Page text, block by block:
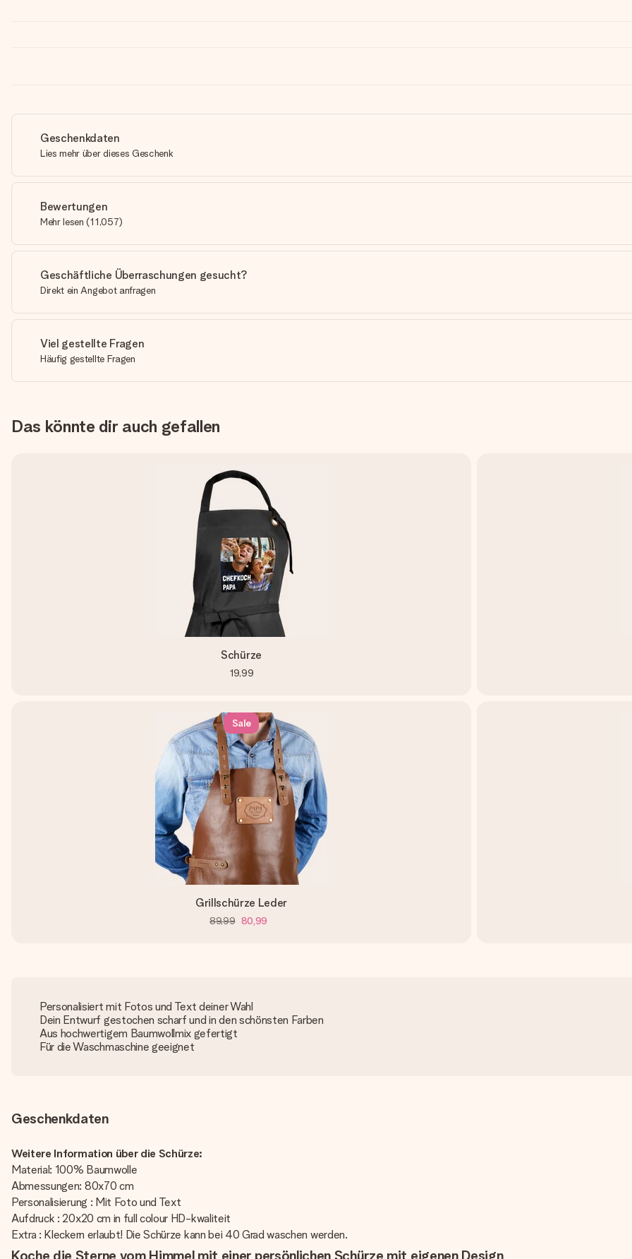
Geschenkdaten
Lies mehr über dieses Geschenk
Bewertungen
Mehr lesen (11,057)
Geschäftliche Überraschungen gesucht?
Direkt ein Angebot anfragen
Viel gestellte Fragen
Häufig gestellte Fragen
Das könnte dir auch gefallen
Schürze
19,99
Sale
Grillschürze Leder
89,99 80,99
Personalisiert mit Fotos und Text deiner Wahl
Dein Entwurf gestochen scharf und in den schönsten Farben
Aus hochwertigem Baumwollmix gefertigt
Für die Waschmaschine geeignet
Geschenkdaten
Weitere Information über die Schürze:
Material: 100% Baumwolle
Abmessungen: 80x70 cm
Personalisierung : Mit Foto und Text
Aufdruck : 20x20 cm in full colour HD-kwaliteit
Extra : Kleckern erlaubt! Die Schürze kann bei 40 Grad waschen werden.
Koche die Sterne vom Himmel mit einer persönlichen Schürze mit eigenen Design